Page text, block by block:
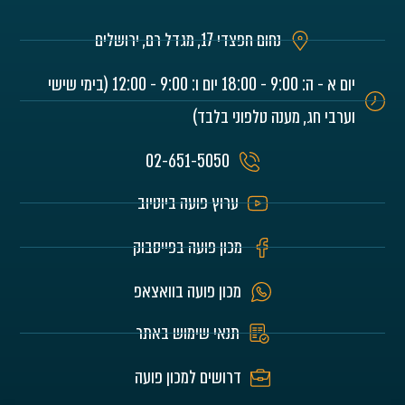
נחום חפצדי 17, מגדל רם, ירושלים
יום א - ה: 9:00 - 18:00 יום ו: 9:00 - 12:00 (בימי שישי
וערבי חג, מענה טלפוני בלבד)
02-651-5050
ערוץ פועה ביוטיוב
מכון פועה בפייסבוק
מכון פועה בוואצאפ
תנאי שימוש באתר
דרושים למכון פועה